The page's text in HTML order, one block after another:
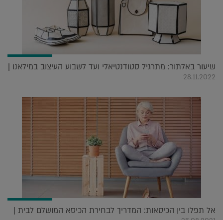
שיעור באלתור: מתרגיל סטודנטיאלי ועד לשבוע העיצוב במילאנו |
28.11.2022
אל תפלו בין הכיסאות: המדריך לבחירת הכיסא המושלם לבית |